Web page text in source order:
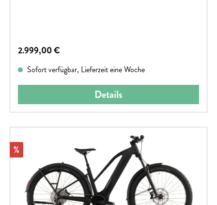
Regulärer Preis:
2.999,00 €
Sofort verfügbar, Lieferzeit eine Woche
Details
Rabatt
%